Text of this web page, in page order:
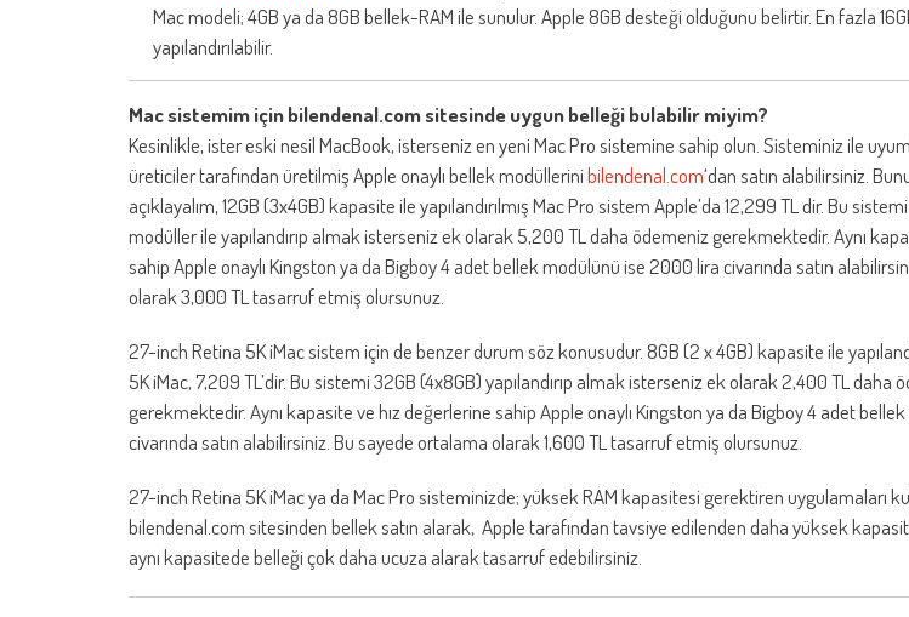
Mac modeli; 4GB ya da 8GB bellek-RAM ile sunulur. Apple 8GB desteği olduğunu belirtir. En fazla
yapılandırılabilir.
Mac sistemim için bilendenal.com sitesinde uygun belleği bulabilir miyim?
Kesinlikle, ister eski nesil MacBook, isterseniz en yeni Mac Pro sistemine sahip olun. Sisteminiz ile
üreticiler tarafından üretilmiş Apple onaylı bellek modüllerinibilendenal.com‘dan satın alabilirsiniz.
açıklayalım, 12GB (3x4GB) kapasite ile yapılandırılmış Mac Pro sistem Apple’da 12,299 TL dir. Bu
modüller ile yapılandırıp almak isterseniz ek olarak 5,200 TL daha ödemeniz gerekmektedir. Aynı
sahip Apple onaylı Kingston ya da Bigboy 4 adet bellek modülünü ise 2000 lira civarında satın
olarak 3,000 TL tasarruf etmiş olursunuz.
27-inch Retina 5K iMac sistem için de benzer durum söz konusudur. 8GB (2 x 4GB) kapasite ile
5K iMac, 7,209 TL’dir. Bu sistemi 32GB (4x8GB) yapılandırıp almak isterseniz ek olarak 2,400 TL daha
gerekmektedir. Aynı kapasite ve hız değerlerine sahip Apple onaylı Kingston ya da Bigboy 4 adet
civarında satın alabilirsiniz. Bu sayede ortalama olarak 1,600 TL tasarruf etmiş olursunuz.
27-inch Retina 5K iMac ya da Mac Pro sisteminizde; yüksek RAM kapasitesi gerektiren uygulamaları
bilendenal.com sitesinden bellek satın alarak, Apple tarafından tavsiye edilenden daha yüksek
aynı kapasitede belleği çok daha ucuza alarak tasarruf edebilirsiniz.